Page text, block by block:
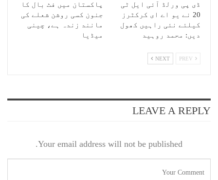
ڈی پی ورلڈ آئی ایل ٹی
20 نے یو اے ای کرکٹرز
کیلئے نئی راہیں کھول
دیں: محمد روہید
پاکستان میں فٹ بال کا
جنون کسی روشن شعلے کی
مانند زندہ ہے، چینی
میڈیا
NEXT
LEAVE A REPLY
Your email address will not be published.